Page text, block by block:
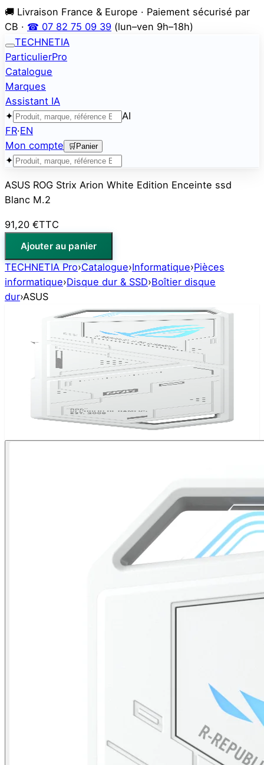
🚚 Livraison France & Europe · Paiement sécurisé par
CB · ☎ 07 82 75 09 39 (lun–ven 9h–18h)
TECHNETIA
ParticulierPro
Catalogue
Marques
Assistant IA
✦
AI
FR·EN
Mon compte
🛒 Panier
✦
ASUS ROG Strix Arion White Edition Enceinte ssd
Blanc M.2
91,20 €TTC
Ajouter au panier
TECHNETIA Pro›Catalogue›Informatique›Pièces
informatique›Disque dur & SSD›Boîtier disque
dur›ASUS